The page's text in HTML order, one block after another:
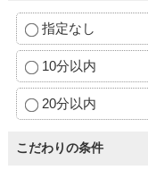
指定なし
10分以内
20分以内
こだわりの条件